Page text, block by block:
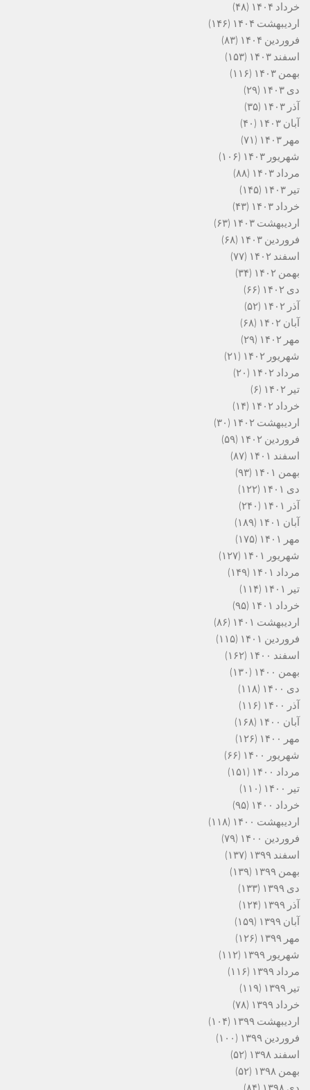
خرداد ۱۴۰۴
(۴۸)
اردیبهشت ۱۴۰۴
(۱۴۶)
فروردین ۱۴۰۴
(۸۳)
اسفند ۱۴۰۳
(۱۵۳)
بهمن ۱۴۰۳
(۱۱۶)
دی ۱۴۰۳
(۲۹)
آذر ۱۴۰۳
(۳۵)
آبان ۱۴۰۳
(۴۰)
مهر ۱۴۰۳
(۷۱)
شهریور ۱۴۰۳
(۱۰۶)
مرداد ۱۴۰۳
(۸۸)
تیر ۱۴۰۳
(۱۴۵)
خرداد ۱۴۰۳
(۴۳)
اردیبهشت ۱۴۰۳
(۶۳)
فروردین ۱۴۰۳
(۶۸)
اسفند ۱۴۰۲
(۷۷)
بهمن ۱۴۰۲
(۳۴)
دی ۱۴۰۲
(۶۶)
آذر ۱۴۰۲
(۵۲)
آبان ۱۴۰۲
(۶۸)
مهر ۱۴۰۲
(۲۹)
شهریور ۱۴۰۲
(۲۱)
مرداد ۱۴۰۲
(۲۰)
تیر ۱۴۰۲
(۶)
خرداد ۱۴۰۲
(۱۴)
اردیبهشت ۱۴۰۲
(۳۰)
فروردین ۱۴۰۲
(۵۹)
اسفند ۱۴۰۱
(۸۷)
بهمن ۱۴۰۱
(۹۳)
دی ۱۴۰۱
(۱۲۲)
آذر ۱۴۰۱
(۲۴۰)
آبان ۱۴۰۱
(۱۸۹)
مهر ۱۴۰۱
(۱۷۵)
شهریور ۱۴۰۱
(۱۲۷)
مرداد ۱۴۰۱
(۱۴۹)
تیر ۱۴۰۱
(۱۱۴)
خرداد ۱۴۰۱
(۹۵)
اردیبهشت ۱۴۰۱
(۸۶)
فروردین ۱۴۰۱
(۱۱۵)
اسفند ۱۴۰۰
(۱۶۲)
بهمن ۱۴۰۰
(۱۳۰)
دی ۱۴۰۰
(۱۱۸)
آذر ۱۴۰۰
(۱۱۶)
آبان ۱۴۰۰
(۱۶۸)
مهر ۱۴۰۰
(۱۲۶)
شهریور ۱۴۰۰
(۶۶)
مرداد ۱۴۰۰
(۱۵۱)
تیر ۱۴۰۰
(۱۱۰)
خرداد ۱۴۰۰
(۹۵)
اردیبهشت ۱۴۰۰
(۱۱۸)
فروردین ۱۴۰۰
(۷۹)
اسفند ۱۳۹۹
(۱۳۷)
بهمن ۱۳۹۹
(۱۳۹)
دی ۱۳۹۹
(۱۳۳)
آذر ۱۳۹۹
(۱۲۴)
آبان ۱۳۹۹
(۱۵۹)
مهر ۱۳۹۹
(۱۲۶)
شهریور ۱۳۹۹
(۱۱۲)
مرداد ۱۳۹۹
(۱۱۶)
تیر ۱۳۹۹
(۱۱۹)
خرداد ۱۳۹۹
(۷۸)
اردیبهشت ۱۳۹۹
(۱۰۴)
فروردین ۱۳۹۹
(۱۰۰)
اسفند ۱۳۹۸
(۵۲)
بهمن ۱۳۹۸
(۵۲)